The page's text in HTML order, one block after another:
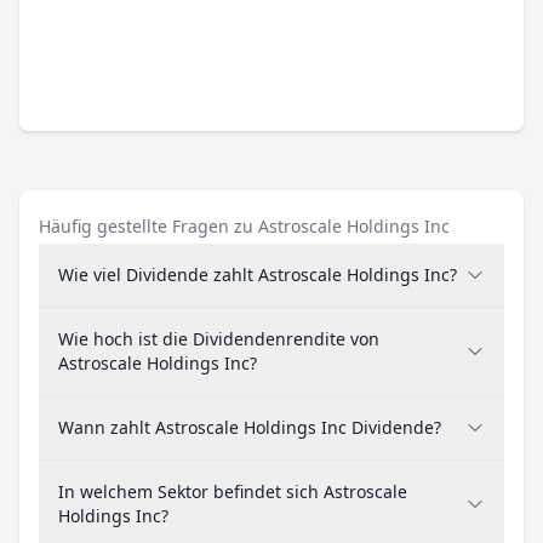
Häufig gestellte Fragen zu Astroscale Holdings Inc
Wie viel Dividende zahlt Astroscale Holdings Inc?
Wie hoch ist die Dividendenrendite von
Astroscale Holdings Inc?
Wann zahlt Astroscale Holdings Inc Dividende?
In welchem Sektor befindet sich Astroscale
Holdings Inc?